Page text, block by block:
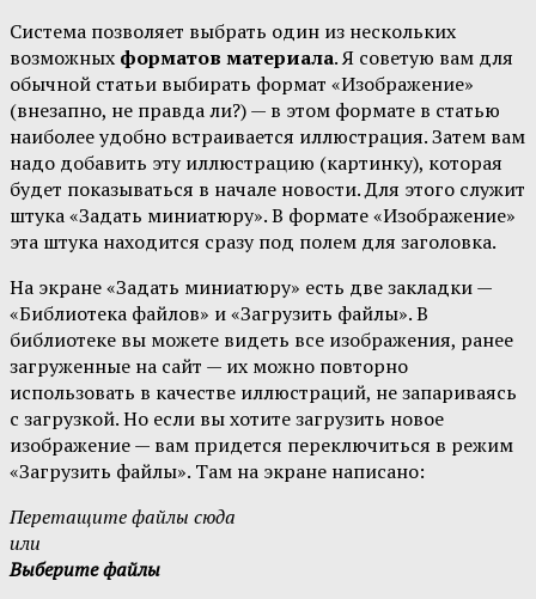
Система позволяет выбрать один из нескольких
возможных форматов материала. Я советую вам для
обычной статьи выбирать формат «Изображение»
(внезапно, не правда ли?) — в этом формате в статью
наиболее удобно встраивается иллюстрация. Затем вам
надо добавить эту иллюстрацию (картинку), которая
будет показываться в начале новости. Для этого служит
штука «Задать миниатюру». В формате «Изображение»
эта штука находится сразу под полем для заголовка.
На экране «Задать миниатюру» есть две закладки —
«Библиотека файлов» и «Загрузить файлы». В
библиотеке вы можете видеть все изображения, ранее
загруженные на сайт — их можно повторно
использовать в качестве иллюстраций, не запариваясь
с загрузкой. Но если вы хотите загрузить новое
изображение — вам придется переключиться в режим
«Загрузить файлы». Там на экране написано:
Перетащите файлы сюда
или
Выберите файлы